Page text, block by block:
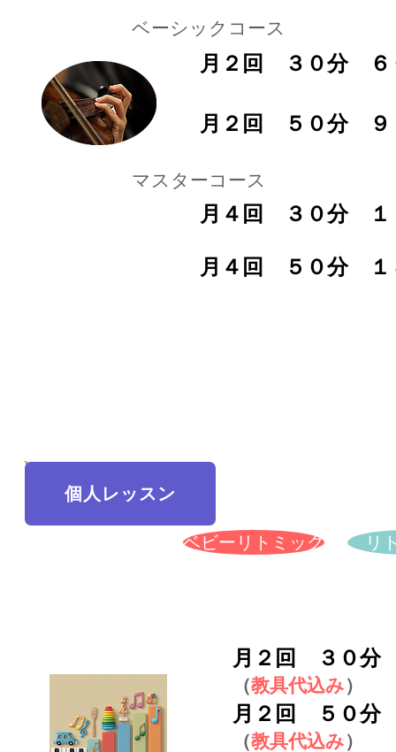
​ベーシックコース
月２回 ３０
月２回 ５０
月４回 ３０分
月４回 ５０分
​マスターコース
個人レッスン
ベビーリトミック リ
月２回 ３０分
（教具代込み）
月２回 ５０分
​（教具代込み）